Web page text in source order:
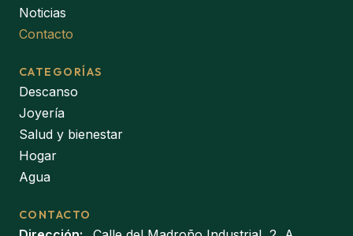
Noticias
Contacto
CATEGORÍAS
Descanso
Joyería
Salud y bienestar
Hogar
Agua
CONTACTO